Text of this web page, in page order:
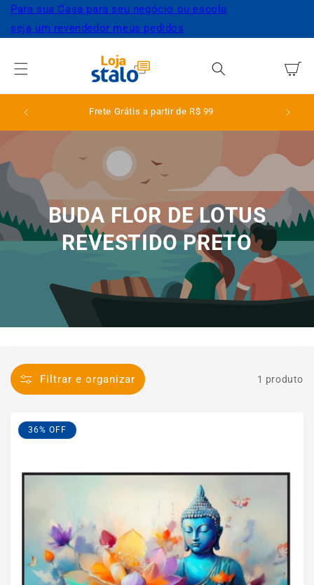
para o
conteúdo
Para sua Casa para seu negócio ou escola
seja um revendedor meus pedidos
Carrinho
Frete Grátis a partir de R$ 99
BUDA FLOR DE LOTUS
REVESTIDO PRETO
Filtrar e organizar 1 produto
36% OFF